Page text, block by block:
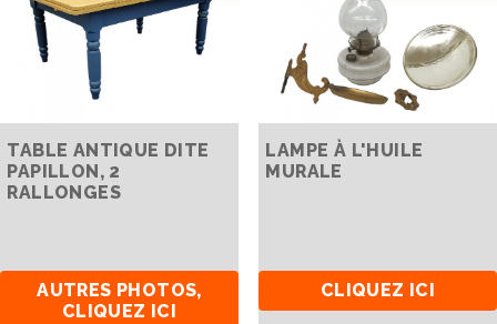
TABLE ANTIQUE DITE
PAPILLON, 2
RALLONGES
AUTRES PHOTOS,
CLIQUEZ ICI
LAMPE À L'HUILE
MURALE
CLIQUEZ ICI